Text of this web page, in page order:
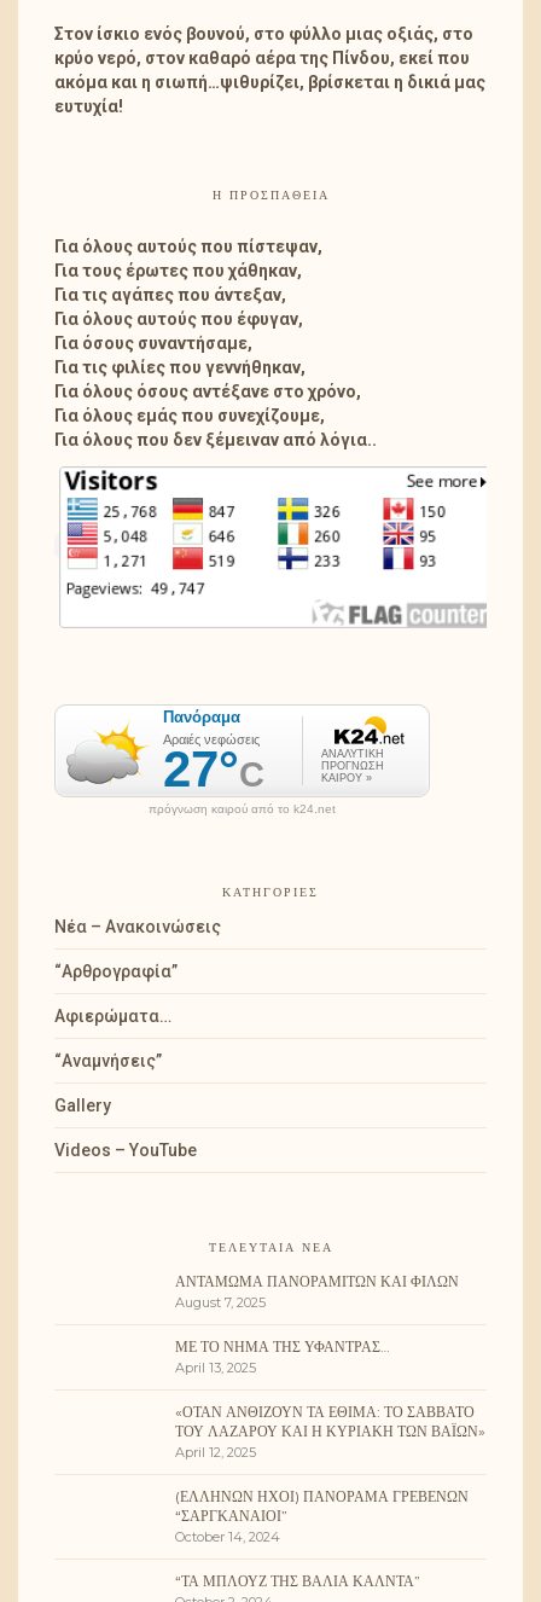
Στον ίσκιο ενός βουνού, στο φύλλο μιας οξιάς, στο
κρύο νερό, στον καθαρό αέρα της Πίνδου, εκεί που
ακόμα και η σιωπή…ψιθυρίζει, βρίσκεται η δικιά μας
ευτυχία!
Η ΠΡΟΣΠΑΘΕΙΑ
Για όλους αυτούς που πίστεψαν,
Για τους έρωτες που χάθηκαν,
Για τις αγάπες που άντεξαν,
Για όλους αυτούς που έφυγαν,
Για όσους συναντήσαμε,
Για τις φιλίες που γεννήθηκαν,
Για όλους όσους αντέξανε στο χρόνο,
Για όλους εμάς που συνεχίζουμε,
Για όλους που δεν ξέμειναν από λόγια..
πρόγνωση καιρού από το k24.net
ΚΑΤΗΓΟΡΊΕΣ
Νέα – Ανακοινώσεις
“Αρθρογραφία”
Αφιερώματα…
“Αναμνήσεις”
Gallery
Videos – YouTube
ΤΕΛΕΥΤΑΊΑ ΝΈΑ
ΑΝΤΆΜΩΜΑ ΠΑΝΟΡΑΜΙΤΏΝ ΚΑΙ ΦΊΛΩΝ
August 7, 2025
ΜΕ ΤΟ ΝΉΜΑ ΤΗΣ ΥΦΆΝΤΡΑΣ…
April 13, 2025
«ΌΤΑΝ ΑΝΘΊΖΟΥΝ ΤΑ ΈΘΙΜΑ: ΤΟ ΣΆΒΒΑΤΟ
ΤΟΥ ΛΑΖΆΡΟΥ ΚΑΙ Η ΚΥΡΙΑΚΉ ΤΩΝ ΒΑΪ́ΩΝ»
April 12, 2025
(ΕΛΛΉΝΩΝ ΉΧΟΙ) ΠΑΝΌΡΑΜΑ ΓΡΕΒΕΝΏΝ
“ΣΑΡΓΚΑΝΑΊΟΙ”
October 14, 2024
“ΤΑ ΜΠΛΟΥΖ ΤΗΣ ΒΆΛΙΑ ΚΆΛΝΤΑ”